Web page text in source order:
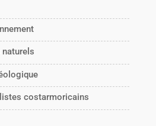
costarmoricains